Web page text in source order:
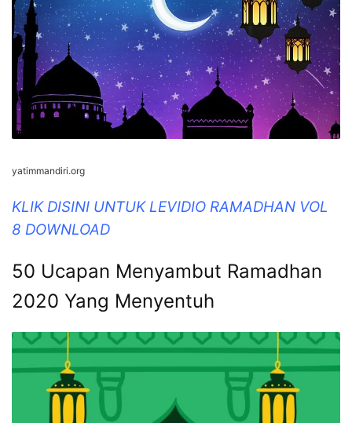
yatimmandiri.org
KLIK DISINI UNTUK LEVIDIO RAMADHAN VOL
8 DOWNLOAD
50 Ucapan Menyambut Ramadhan
2020 Yang Menyentuh